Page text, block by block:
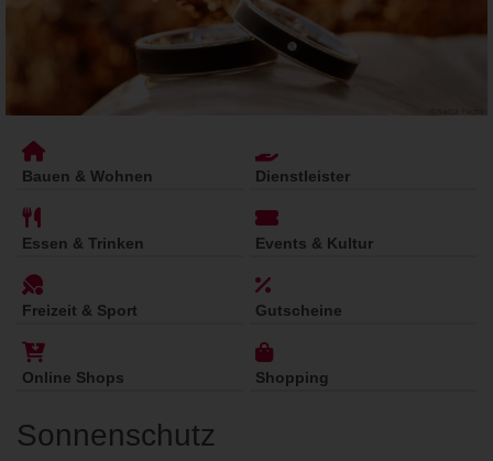
Bauen & Wohnen Dienstleister
Essen & Trinken Events & Kultur
Freizeit & Sport Gutscheine
Online Shops Shopping
Sonnenschutz